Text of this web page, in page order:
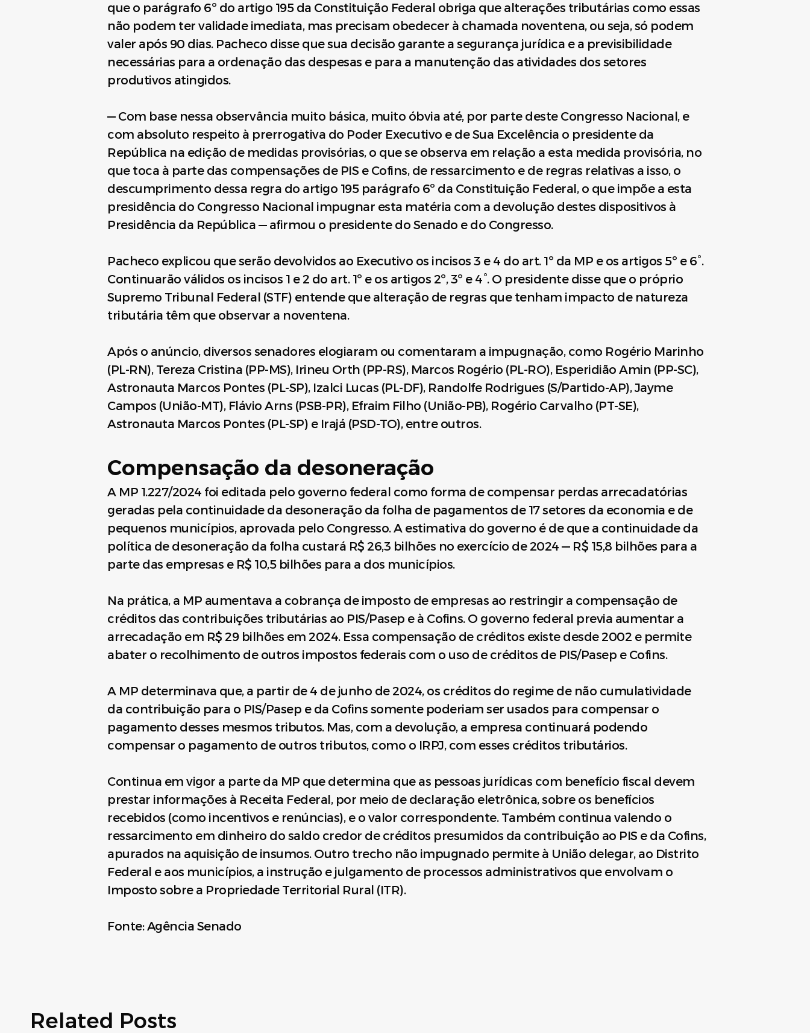
que o parágrafo 6º do artigo 195 da Constituição Federal obriga que alterações tributárias como essas
não podem ter validade imediata, mas precisam obedecer à chamada noventena, ou seja, só podem
valer após 90 dias. Pacheco disse que sua decisão garante a segurança jurídica e a previsibilidade
necessárias para a ordenação das despesas e para a manutenção das atividades dos setores
produtivos atingidos.
— Com base nessa observância muito básica, muito óbvia até, por parte deste Congresso Nacional, e
com absoluto respeito à prerrogativa do Poder Executivo e de Sua Excelência o presidente da
República na edição de medidas provisórias, o que se observa em relação a esta medida provisória, no
que toca à parte das compensações de PIS e Cofins, de ressarcimento e de regras relativas a isso, o
descumprimento dessa regra do artigo 195 parágrafo 6º da Constituição Federal, o que impõe a esta
presidência do Congresso Nacional impugnar esta matéria com a devolução destes dispositivos à
Presidência da República — afirmou o presidente do Senado e do Congresso.
Pacheco explicou que serão devolvidos ao Executivo os incisos 3 e 4 do art. 1º da MP e os artigos 5º e 6°.
Continuarão válidos os incisos 1 e 2 do art. 1º e os artigos 2º, 3º e 4°. O presidente disse que o próprio
Supremo Tribunal Federal (STF) entende que alteração de regras que tenham impacto de natureza
tributária têm que observar a noventena.
Após o anúncio, diversos senadores elogiaram ou comentaram a impugnação, como Rogério Marinho
(PL-RN), Tereza Cristina (PP-MS), Irineu Orth (PP-RS), Marcos Rogério (PL-RO), Esperidião Amin (PP-SC),
Astronauta Marcos Pontes (PL-SP), Izalci Lucas (PL-DF), Randolfe Rodrigues (S/Partido-AP), Jayme
Campos (União-MT), Flávio Arns (PSB-PR), Efraim Filho (União-PB), Rogério Carvalho (PT-SE),
Astronauta Marcos Pontes (PL-SP) e Irajá (PSD-TO), entre outros.
Compensação da desoneração
A MP 1.227/2024 foi editada pelo governo federal como forma de compensar perdas arrecadatórias
geradas pela continuidade da desoneração da folha de pagamentos de 17 setores da economia e de
pequenos municípios, aprovada pelo Congresso. A estimativa do governo é de que a continuidade da
política de desoneração da folha custará R$ 26,3 bilhões no exercício de 2024 — R$ 15,8 bilhões para a
parte das empresas e R$ 10,5 bilhões para a dos municípios.
Na prática, a MP aumentava a cobrança de imposto de empresas ao restringir a compensação de
créditos das contribuições tributárias ao PIS/Pasep e à Cofins. O governo federal previa aumentar a
arrecadação em R$ 29 bilhões em 2024. Essa compensação de créditos existe desde 2002 e permite
abater o recolhimento de outros impostos federais com o uso de créditos de PIS/Pasep e Cofins.
A MP determinava que, a partir de 4 de junho de 2024, os créditos do regime de não cumulatividade
da contribuição para o PIS/Pasep e da Cofins somente poderiam ser usados para compensar o
pagamento desses mesmos tributos. Mas, com a devolução, a empresa continuará podendo
compensar o pagamento de outros tributos, como o IRPJ, com esses créditos tributários.
Continua em vigor a parte da MP que determina que as pessoas jurídicas com benefício fiscal devem
prestar informações à Receita Federal, por meio de declaração eletrônica, sobre os benefícios
recebidos (como incentivos e renúncias), e o valor correspondente. Também continua valendo o
ressarcimento em dinheiro do saldo credor de créditos presumidos da contribuição ao PIS e da Cofins,
apurados na aquisição de insumos. Outro trecho não impugnado permite à União delegar, ao Distrito
Federal e aos municípios, a instrução e julgamento de processos administrativos que envolvam o
Imposto sobre a Propriedade Territorial Rural (ITR).
Fonte: Agência Senado
Related Posts